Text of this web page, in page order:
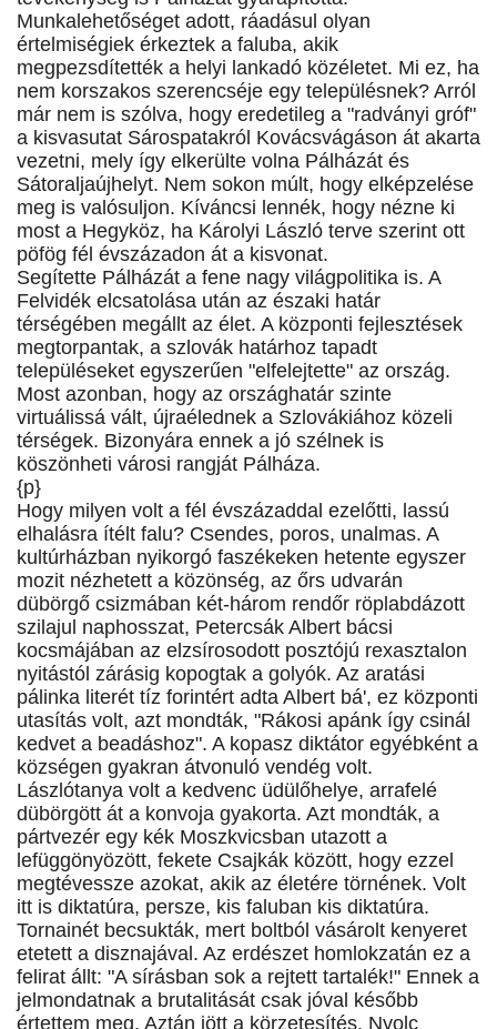
Munkalehetőséget adott, ráadásul olyan
értelmiségiek érkeztek a faluba, akik
megpezsdítették a helyi lankadó közéletet. Mi ez, ha
nem korszakos szerencséje egy településnek? Arról
már nem is szólva, hogy eredetileg a "radványi gróf"
a kisvasutat Sárospatakról Kovácsvágáson át akarta
vezetni, mely így elkerülte volna Pálházát és
Sátoraljaújhelyt. Nem sokon múlt, hogy elképzelése
meg is valósuljon. Kíváncsi lennék, hogy nézne ki
most a Hegyköz, ha Károlyi László terve szerint ott
pöfög fél évszázadon át a kisvonat.
Segítette Pálházát a fene nagy világpolitika is. A
Felvidék elcsatolása után az északi határ
térségében megállt az élet. A központi fejlesztések
megtorpantak, a szlovák határhoz tapadt
településeket egyszerűen "elfelejtette" az ország.
Most azonban, hogy az országhatár szinte
virtuálissá vált, újraélednek a Szlovákiához közeli
térségek. Bizonyára ennek a jó szélnek is
köszönheti városi rangját Pálháza.
{p}
Hogy milyen volt a fél évszázaddal ezelőtti, lassú
elhalásra ítélt falu? Csendes, poros, unalmas. A
kultúrházban nyikorgó faszékeken hetente egyszer
mozit nézhetett a közönség, az őrs udvarán
dübörgő csizmában két-három rendőr röplabdázott
szilajul naphosszat, Petercsák Albert bácsi
kocsmájában az elzsírosodott posztójú rexasztalon
nyitástól zárásig kopogtak a golyók. Az aratási
pálinka literét tíz forintért adta Albert bá', ez központi
utasítás volt, azt mondták, "Rákosi apánk így csinál
kedvet a beadáshoz". A kopasz diktátor egyébként a
községen gyakran átvonuló vendég volt.
Lászlótanya volt a kedvenc üdülőhelye, arrafelé
dübörgött át a konvoja gyakorta. Azt mondták, a
pártvezér egy kék Moszkvicsban utazott a
lefüggönyözött, fekete Csajkák között, hogy ezzel
megtévessze azokat, akik az életére törnének. Volt
itt is diktatúra, persze, kis faluban kis diktatúra.
Tornainét becsukták, mert boltból vásárolt kenyeret
etetett a disznajával. Az erdészet homlokzatán ez a
felirat állt: "A sírásban sok a rejtett tartalék!" Ennek a
jelmondatnak a brutalitását csak jóval később
értettem meg. Aztán jött a körzetesítés. Nyolc